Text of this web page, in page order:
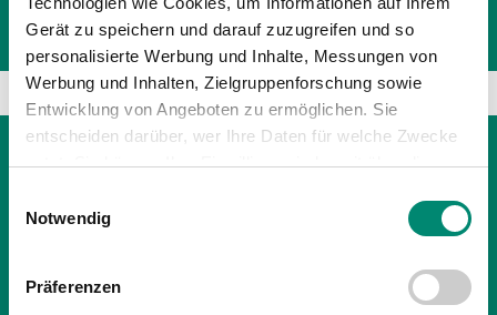
Gerät zu speichern und darauf zuzugreifen und so
personalisierte Werbung und Inhalte, Messungen von
Werbung und Inhalten, Zielgruppenforschung sowie
Entwicklung von Angeboten zu ermöglichen. Sie
entscheiden darüber, wer Ihre Daten für welche Zwecke
nutzt. Sie können Ihre Einwilligung jederzeit über die
Trigger Symbol ändern oder widerrufen
Erfahren Sie mehr darüber, wie Ihre persönlichen Daten
verarbeitet werden, und legen Sie Ihre Präferenzen im
Notwendig
Präferenzen